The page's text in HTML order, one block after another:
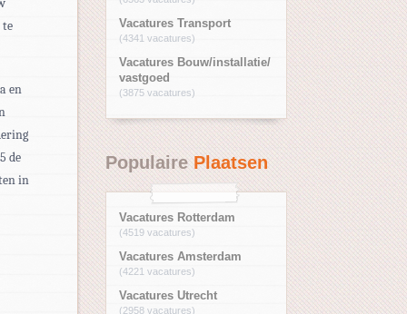
te
en
de
in
Vacatures Transport
(4341 vacatures)
Vacatures Bouw/installatie/
vastgoed
(3875 vacatures)
Populaire Plaatsen
Vacatures Rotterdam
(4519 vacatures)
Vacatures Amsterdam
(4221 vacatures)
Vacatures Utrecht
(2958 vacatures)